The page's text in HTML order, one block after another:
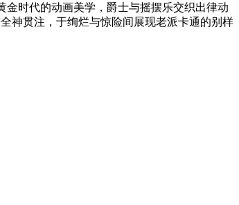
金时代的动画美学，爵士与摇摆乐交织出律动
神贯注，于绚烂与惊险间展现老派卡通的别样